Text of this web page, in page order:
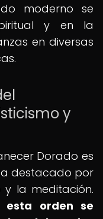
moderno se
y en la
en diversas
y
Dorado es
destacado por
y la meditación.
esta orden se